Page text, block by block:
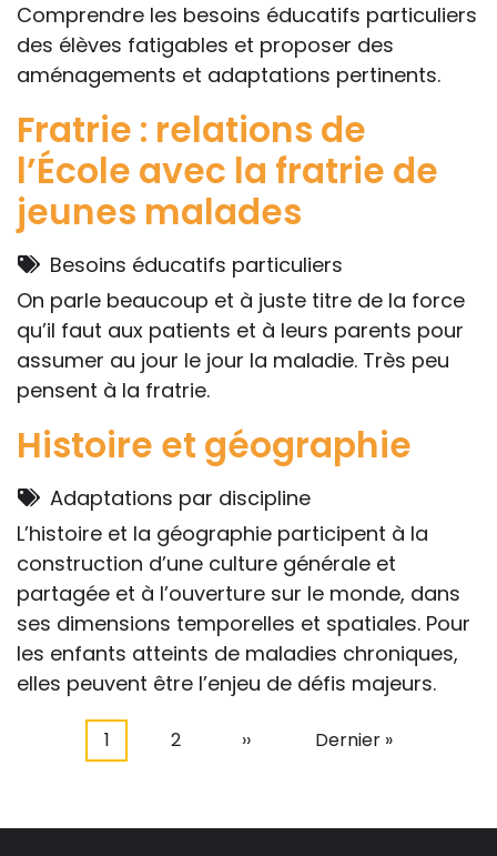
Comprendre les besoins éducatifs particuliers
des élèves fatigables et proposer des
aménagements et adaptations pertinents.
Fratrie : relations de
l’École avec la fratrie de
jeunes malades
Besoins éducatifs particuliers
On parle beaucoup et à juste titre de la force
qu’il faut aux patients et à leurs parents pour
assumer au jour le jour la maladie. Très peu
pensent à la fratrie.
Histoire et géographie
Adaptations par discipline
L’histoire et la géographie participent à la
construction d’une culture générale et
partagée et à l’ouverture sur le monde, dans
ses dimensions temporelles et spatiales. Pour
les enfants atteints de maladies chroniques,
elles peuvent être l’enjeu de défis majeurs.
Pagination
Page
1 Page
2
Page
››
Dernière
Dernier »